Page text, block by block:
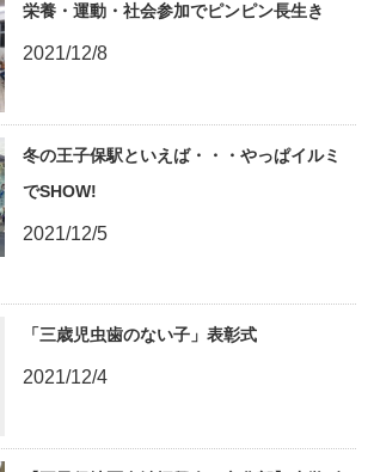
栄養・運動・社会参加でピンピン長生き
2021/12/8
冬の王子保駅といえば・・・やっぱイルミ
でSHOW!
2021/12/5
「三歳児虫歯のない子」表彰式
2021/12/4